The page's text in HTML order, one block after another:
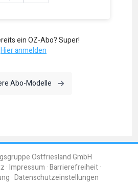
ein OZ-Abo? Super!
Hier anmelden
Abo-Modelle
Ostfriesland GmbH
Impressum Barrierefreiheit
Datenschutzeinstellungen